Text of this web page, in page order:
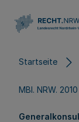
Startseite
MBl. NRW.